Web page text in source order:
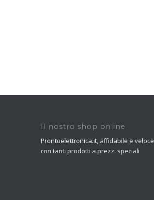
Il nostro shop online
Prontoelettronica.it, affidabile e veloce
con tanti prodotti a prezzi speciali